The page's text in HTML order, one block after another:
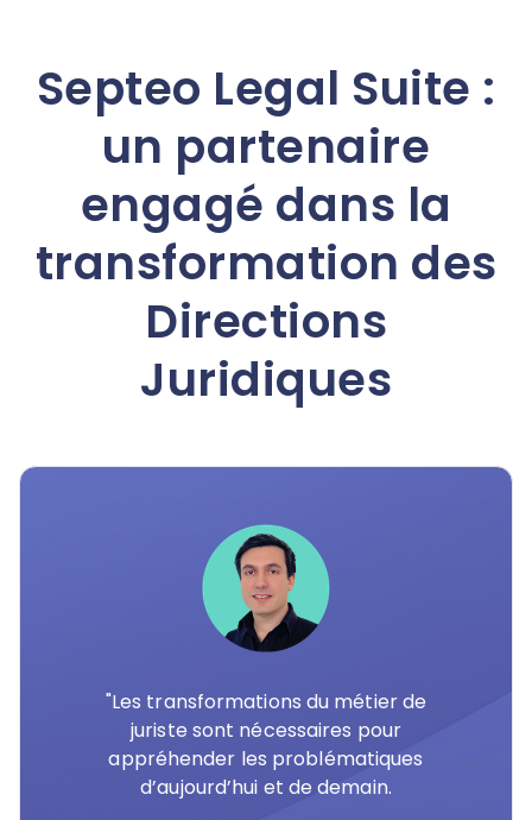
Septeo Legal Suite :
un partenaire
engagé dans la
transformation des
Directions
Juridiques
"Les transformations du métier de
juriste sont nécessaires pour
appréhender les problématiques
d’aujourd’hui et de demain.